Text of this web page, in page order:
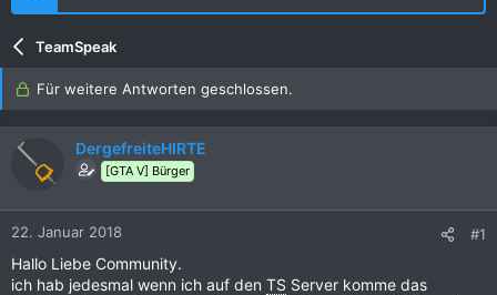
TeamSpeak
Für weitere Antworten geschlossen.
DergefreiteHIRTE
[GTA V] Bürger
22. Januar 2018 #1
Hallo Liebe Community.
ich hab jedesmal wenn ich auf den TS Server komme das